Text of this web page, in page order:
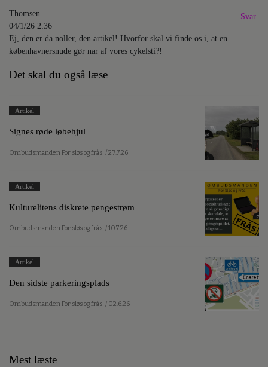
Thomsen
04/1/26 2:36
Ej, den er da noller, den artikel! Hvorfor skal vi finde os i, at en
københavnersnude gør nar af vores cykelsti?!
Svar
Det skal du også læse
Artikel
Signes røde løbehjul
Ombudsmanden For sløs og frås / 27.7.26
Artikel
Kulturelitens diskrete pengestrøm
Ombudsmanden For sløs og frås / 10.7.26
Artikel
Den sidste parkeringsplads
Ombudsmanden For sløs og frås / 02.6.26
Mest læste